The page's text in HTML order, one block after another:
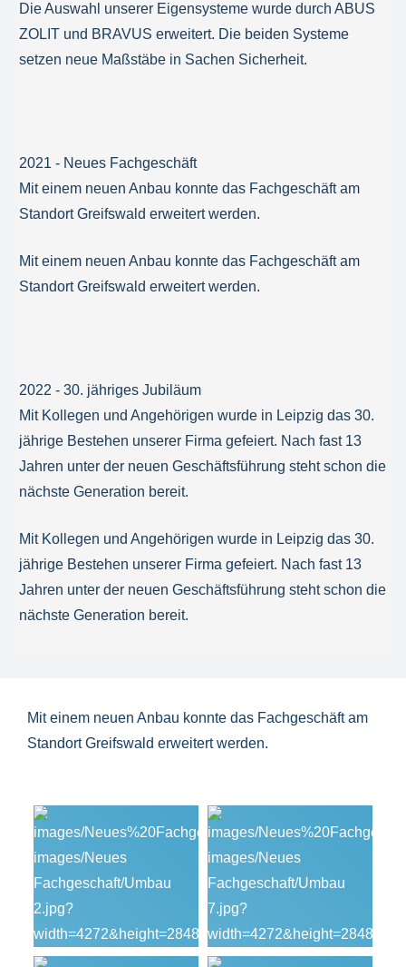
Die Auswahl unserer Eigensysteme wurde durch ABUS
ZOLIT und BRAVUS erweitert. Die beiden Systeme
setzen neue Maßstäbe in Sachen Sicherheit.
2021 - Neues Fachgeschäft
Mit einem neuen Anbau konnte das Fachgeschäft am
Standort Greifswald erweitert werden.
Mit einem neuen Anbau konnte das Fachgeschäft am
Standort Greifswald erweitert werden.
2022 - 30. jähriges Jubiläum
Mit Kollegen und Angehörigen wurde in Leipzig das 30.
jährige Bestehen unserer Firma gefeiert. Nach fast 13
Jahren unter der neuen Geschäftsführung steht schon die
nächste Generation bereit.
Mit Kollegen und Angehörigen wurde in Leipzig das 30.
jährige Bestehen unserer Firma gefeiert. Nach fast 13
Jahren unter der neuen Geschäftsführung steht schon die
nächste Generation bereit.
Mit einem neuen Anbau konnte das Fachgeschäft am
Standort Greifswald erweitert werden.